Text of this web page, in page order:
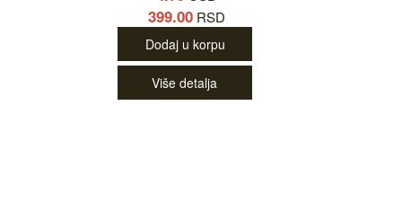
399.00 RSD
Dodaj u korpu
Više detalja